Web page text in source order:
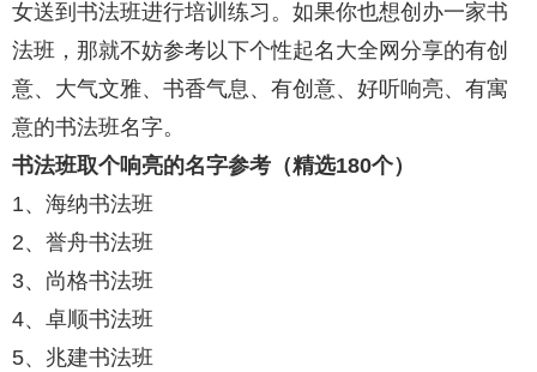
女送到书法班进行培训练习。如果你也想创办一家书
法班，那就不妨参考以下个性起名大全网分享的有创
意、大气文雅、书香气息、有创意、好听响亮、有寓
意的书法班名字。
书法班取个响亮的名字参考（精选180个）
1、海纳书法班
2、誉舟书法班
3、尚格书法班
4、卓顺书法班
5、兆建书法班